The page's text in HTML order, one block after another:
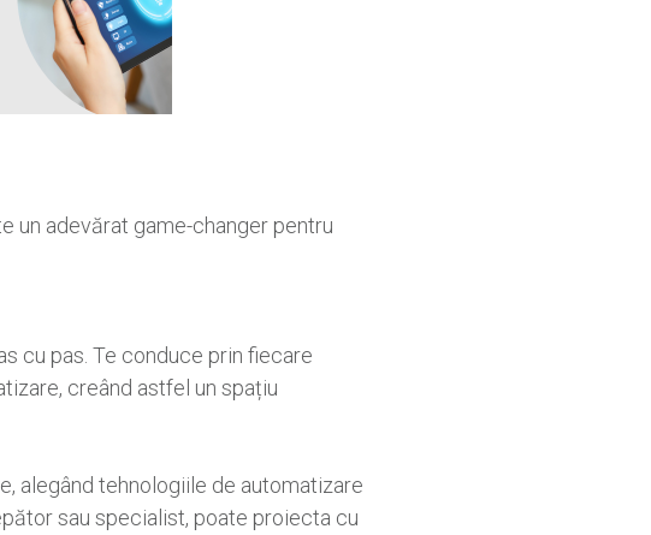
un adevărat game-changer pentru
cu pas. Te conduce prin fiecare
creând astfel un spațiu
alegând tehnologiile de automatizare
sau specialist, poate proiecta cu